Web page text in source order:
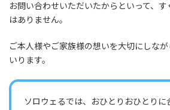
お問い合わせいただいたからといって、
はありません。
ご本人様やご家族様の想いを大切にしな
いります。
ソロウェるでは、おひとりおひとりに